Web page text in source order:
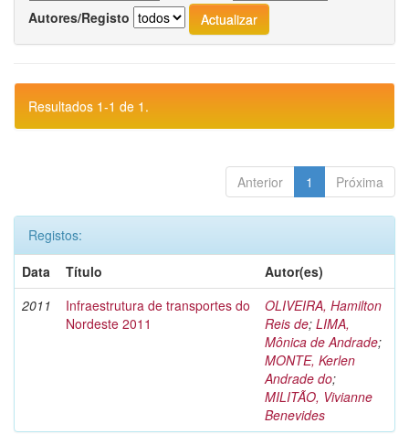
Autores/Registo
Resultados 1-1 de 1.
Anterior 1 Próxima
Registos:
Data
Título
Autor(es)
2011
Infraestrutura de transportes do
Nordeste 2011
OLIVEIRA, Hamilton
Reis de; LIMA,
Mônica de Andrade;
MONTE, Kerlen
Andrade do;
MILITÃO, Vivianne
Benevides